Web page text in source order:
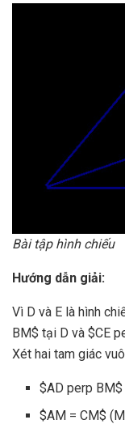
Bài tập hình chiếu
Hướng dẫn giải:
Vì D và E là hình
BM$ tại D và $CE
Xét hai tam giác
$AD perp BM$
$AM = CM$